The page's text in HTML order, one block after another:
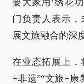
要大家用‘绣花
门负责人表示
展文旅融合的深
在业态拓展上，
+非遗”“文旅+